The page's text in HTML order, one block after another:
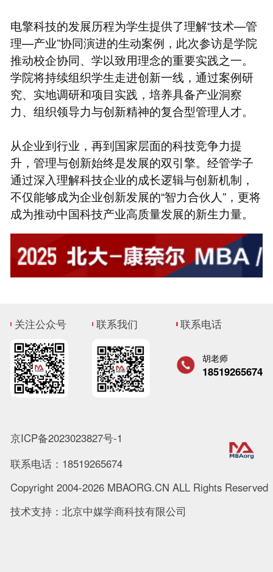
电擎科技的发展历程为学生提供了理解“技术—管
理—产业”协同演进的生动案例，此次参访是学院
推动校企协同、学以致用理念的重要实践之一。
学院将持续组织学生走进创新一线，通过案例研
究、实地调研和项目实践，培养具备产业洞察
力、组织领导力与创新精神的复合型管理人才。
从企业到行业，再到国家层面的科技竞争力提
升，管理与创新始终是发展的双引擎。经管学子
通过深入理解科技企业的成长逻辑与创新机制，
不仅能够成为企业创新发展的“智力合伙人”，更将
成为推动中国科技产业高质量发展的新生力量。
关注公众号 联系我们 联系电话
胡老师
18519265674
京ICP备2023023827号-1
联系电话：18519265674
Copyright 2004-2026 MBAORG.CN ALL Rights Reserved
技术支持：北京中媒学商科技有限公司